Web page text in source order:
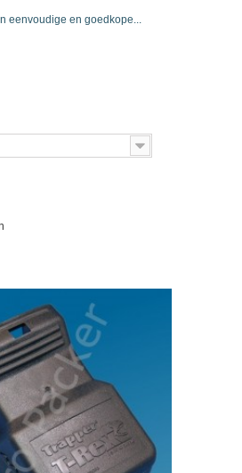
eenvoudige en goedkope...